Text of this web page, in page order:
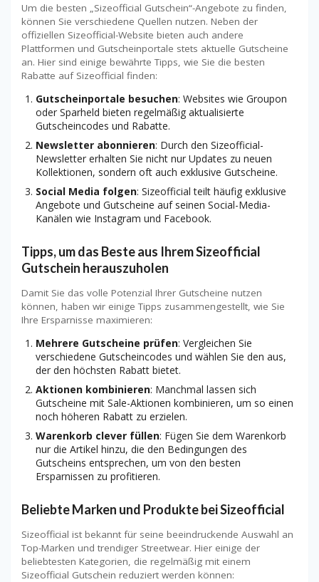
Um die besten „Sizeofficial Gutschein“-Angebote zu finden,
können Sie verschiedene Quellen nutzen. Neben der
offiziellen Sizeofficial-Website bieten auch andere
Plattformen und Gutscheinportale stets aktuelle Gutscheine
an. Hier sind einige bewährte Tipps, wie Sie die besten
Rabatte auf Sizeofficial finden:
Gutscheinportale besuchen: Websites wie Groupon
oder Sparheld bieten regelmäßig aktualisierte
Gutscheincodes und Rabatte.
Newsletter abonnieren: Durch den Sizeofficial-
Newsletter erhalten Sie nicht nur Updates zu neuen
Kollektionen, sondern oft auch exklusive Gutscheine.
Social Media folgen: Sizeofficial teilt häufig exklusive
Angebote und Gutscheine auf seinen Social-Media-
Kanälen wie Instagram und Facebook.
Tipps, um das Beste aus Ihrem Sizeofficial
Gutschein herauszuholen
Damit Sie das volle Potenzial Ihrer Gutscheine nutzen
können, haben wir einige Tipps zusammengestellt, wie Sie
Ihre Ersparnisse maximieren:
Mehrere Gutscheine prüfen: Vergleichen Sie
verschiedene Gutscheincodes und wählen Sie den aus,
der den höchsten Rabatt bietet.
Aktionen kombinieren: Manchmal lassen sich
Gutscheine mit Sale-Aktionen kombinieren, um so einen
noch höheren Rabatt zu erzielen.
Warenkorb clever füllen: Fügen Sie dem Warenkorb
nur die Artikel hinzu, die den Bedingungen des
Gutscheins entsprechen, um von den besten
Ersparnissen zu profitieren.
Beliebte Marken und Produkte bei Sizeofficial
Sizeofficial ist bekannt für seine beeindruckende Auswahl an
Top-Marken und trendiger Streetwear. Hier einige der
beliebtesten Kategorien, die regelmäßig mit einem
Sizeofficial Gutschein reduziert werden können: